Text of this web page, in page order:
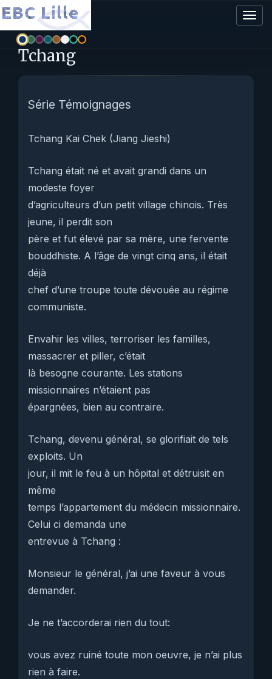
Tchang
Série Témoignages
Tchang Kai Chek (Jiang Jieshi)
Tchang était né et avait grandi dans un
modeste foyer
d’agriculteurs d’un petit village chinois. Très
jeune, il perdit son
père et fut élevé par sa mère, une fervente
bouddhiste. A l’âge de vingt cinq ans, il était
déjà
chef d’une troupe toute dévouée au régime
communiste.
Envahir les villes, terroriser les familles,
massacrer et piller, c’était
là besogne courante. Les stations
missionnaires n’étaient pas
épargnées, bien au contraire.
Tchang, devenu général, se glorifiait de tels
exploits. Un
jour, il mit le feu à un hôpital et détruisit en
même
temps l’appartement du médecin missionnaire.
Celui ci demanda une
entrevue à Tchang :
Monsieur le général, j’ai une faveur à vous
demander.
Je ne t’accorderai rien du tout:
vous avez ruiné toute mon oeuvre, je n’ai plus
rien à faire.